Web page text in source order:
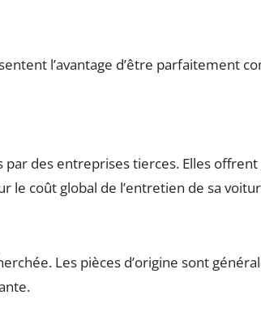
l’avantage d’être
des entreprises tierces. Elles
coût global de l’entretien de sa
Les pièces d’origine sont